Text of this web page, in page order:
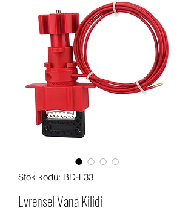
Stok kodu: BD-F33
Evrensel Vana Kilidi